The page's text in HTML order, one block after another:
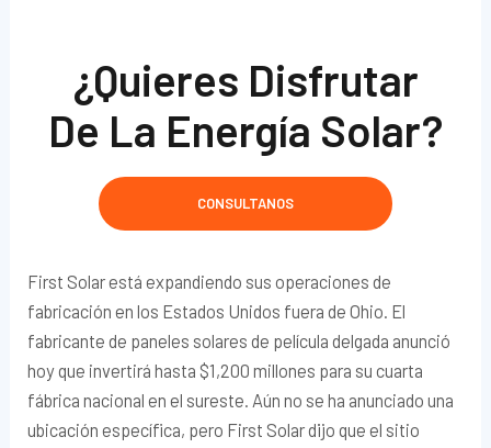
¿Quieres Disfrutar
De La Energía Solar?
CONSULTANOS
First Solar está expandiendo sus operaciones de
fabricación en los Estados Unidos fuera de Ohio. El
fabricante de paneles solares de película delgada anunció
hoy que invertirá hasta $1,200 millones para su cuarta
fábrica nacional en el sureste. Aún no se ha anunciado una
ubicación específica, pero First Solar dijo que el sitio